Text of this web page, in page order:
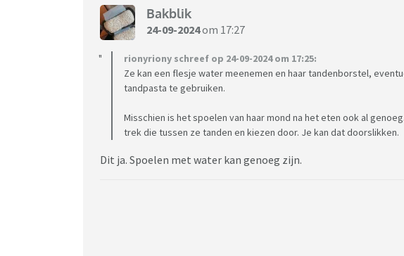
Bakblik
24-09-2024om 17:27
rionyriony schreef op 24-09-2024 om 17:25:
Ze kan een flesje water meenemen en haar tandenborstel,
tandpasta te gebruiken.
Misschien is het spoelen van haar mond na het eten ook al
trek die tussen ze tanden en kiezen door. Je kan dat doorslikken.
Dit ja. Spoelen met water kan genoeg zijn.